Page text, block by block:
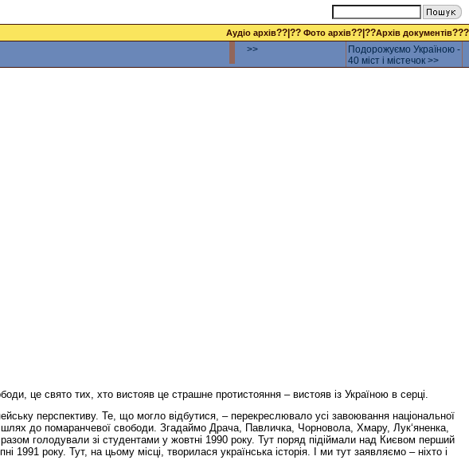
Аудіо архів??|?? Фото архів??|??Архів документів???
>>
Подорожуємо Україною -
40 міст і містечок >>
це свято тих, хто вистояв це страшне протистояння – вистояв із Україною в серці.
перспективу. Те, що могло відбутися, – перекреслювало усі завоювання національної
до помаранчевої свободи. Згадаймо Драча, Павличка, Чорновола, Хмару, Лук‘яненка,
голодували зі студентами у жовтні 1990 року. Тут поряд підіймали над Києвом перший
року. Тут, на цьому місці, творилася українська історія. І ми тут заявляємо – ніхто і